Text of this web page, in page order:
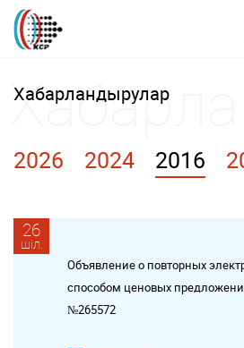
Хабарландырулар
2026 2024 2016
26
шіл.
Объявление о повторных
способом ценовых
№265572